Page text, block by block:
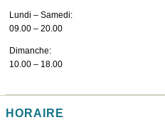
Lundi – Samedi:
09.00 – 20.00
Dimanche:
10.00 – 18.00
HORAIRE